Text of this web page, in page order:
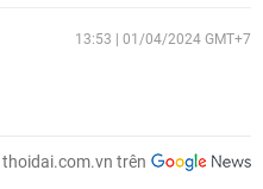
13:53 | 01/04/2024 GMT+7
thoidai.com.vn trên